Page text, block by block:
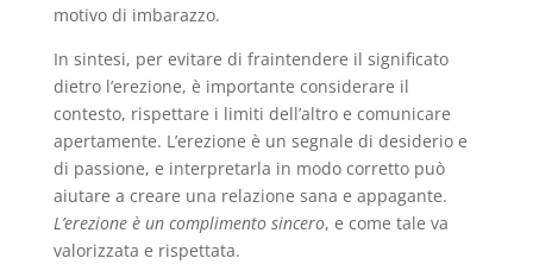
motivo di imbarazzo.
In sintesi, per evitare di fraintendere il significato
dietro l’erezione, è importante considerare il
contesto, rispettare i limiti dell’altro e comunicare
apertamente. L’erezione è un segnale di desiderio e
di passione, e interpretarla in modo corretto può
aiutare a creare una relazione sana e appagante.
L’erezione è un complimento sincero, e come tale va
valorizzata e rispettata.